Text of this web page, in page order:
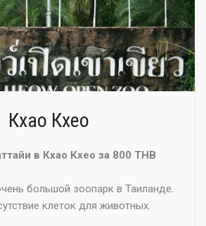
Кхао Кхео
в Кхао Кхео за 800 THB
большой зоопарк в Таиланде.
клеток для животных.